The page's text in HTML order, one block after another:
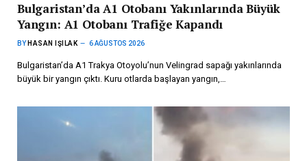
Bulgaristan’da A1 Otobanı Yakınlarında Büyük
Yangın: A1 Otobanı Trafiğe Kapandı
BY HASAN IŞILAK 6 AĞUSTOS 2026
Bulgaristan’da A1 Trakya Otoyolu’nun Velingrad sapağı yakınlarında
büyük bir yangın çıktı. Kuru otlarda başlayan yangın,…